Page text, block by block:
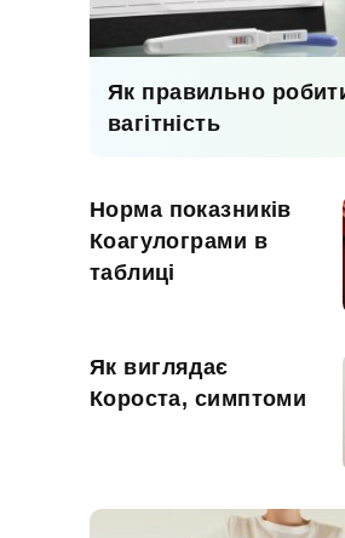
Як правильно
вагітність
Норма показників
Коагулограми в
таблиці
Як виглядає
Короста, симптоми